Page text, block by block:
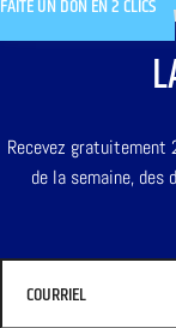
FAITE UN DON EN 2 CLICS
Recevez
de la semaine,